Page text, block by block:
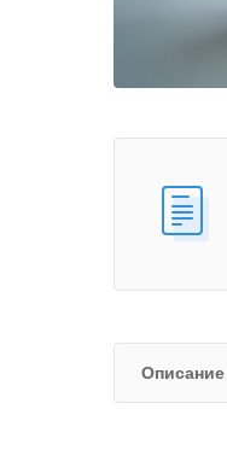
Описание